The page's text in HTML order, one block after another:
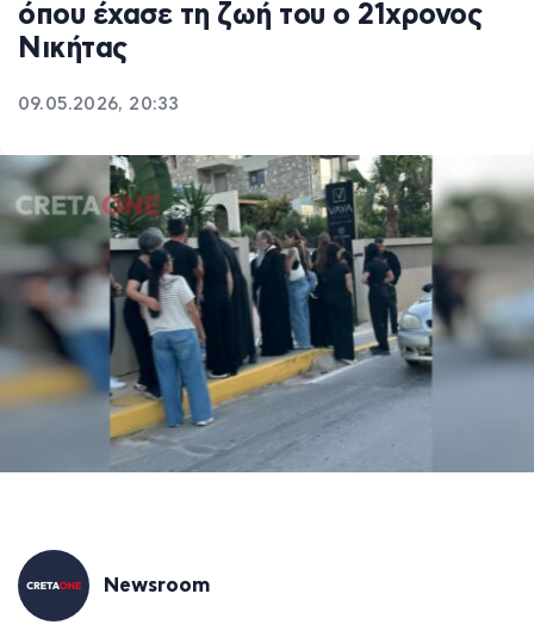
όπου έχασε τη ζωή του ο 21χρονος
Νικήτας
09.05.2026, 20:33
Newsroom